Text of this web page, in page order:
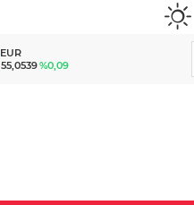
GBP
64,1983%0,18